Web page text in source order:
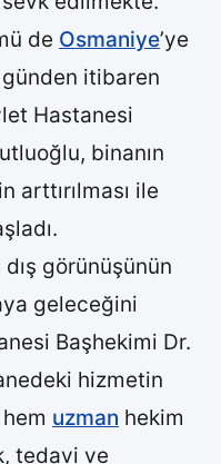
de Osmaniye’ye
itibaren
Hastanesi
binanın
arttırılması ile
görünüşünün
geleceğini
Başhekimi Dr.
hizmetin
uzman hekim
tedavi ve